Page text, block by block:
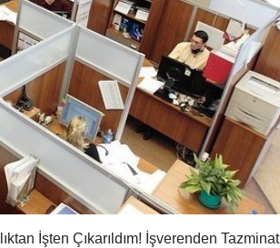
İşten Çıkarıldım! İşverenden Tazminat